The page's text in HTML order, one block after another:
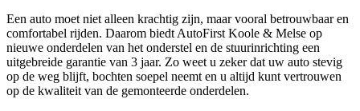
Een auto moet niet alleen krachtig zijn, maar vooral betrouwbaar en
comfortabel rijden. Daarom biedt AutoFirst Koole & Melse op
nieuwe onderdelen van het onderstel en de stuurinrichting een
uitgebreide garantie van 3 jaar. Zo weet u zeker dat uw auto stevig
op de weg blijft, bochten soepel neemt en u altijd kunt vertrouwen
op de kwaliteit van de gemonteerde onderdelen.